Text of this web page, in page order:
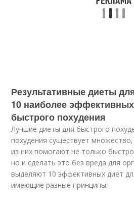
Результативные диеты
10 наиболее
быстрого похудения
Лучшие диеты для быстрого
похудения существует
из них помогают не только
но и сделать это без вреда для
выделяют 10 эффективных диет
имеющие разные принципы: